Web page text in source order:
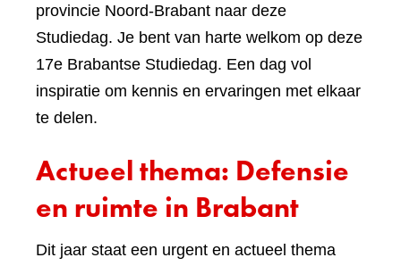
provincie Noord-Brabant naar deze
Studiedag. Je bent van harte welkom op deze
17e Brabantse Studiedag. Een dag vol
inspiratie om kennis en ervaringen met elkaar
te delen.
Actueel thema: Defensie
en ruimte in Brabant
Dit jaar staat een urgent en actueel thema